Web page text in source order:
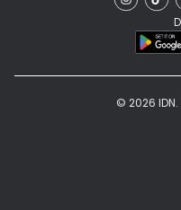
© 2026